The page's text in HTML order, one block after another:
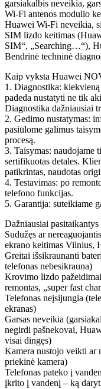
garsiakalbis neveikia,
Wi-Fi antenos modulio
Huawei Wi-Fi neveikia,
SIM lizdo keitimas
SIM“, „Searching…“),
Bendrinė techninė
Kaip vyksta Huawei
1. Diagnostika:
padeda nustatyti ne tik
Diagnostika dažniausiai
2. Gedimo nustatymas:
pasiūlome galimus
procesą.
3. Taisymas: naudojame
sertifikuotas detales.
patikrintas, naudotas
4. Testavimas: po
telefono funkcijas.
5. Garantija: suteikiame
Dažniausiai
Sudužęs ar
ekrano keitimas Vilnius,
Greitai išsikraunanti
telefonas nebesikrauna)
Krovimo lizdo
remontas, „super fast
Telefonas neįsijungia
ekranas)
Garsas neveikia
negirdi pašnekovai,
visai dingęs)
Kamera nustojo veikti ar
priekinė kamera)
Telefonas pateko į
įkrito į vandenį – ką